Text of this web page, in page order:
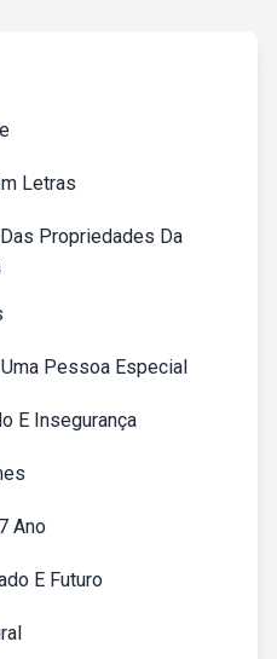
Letras
Propriedades Da
Pessoa Especial
E Insegurança
Ano
E Futuro